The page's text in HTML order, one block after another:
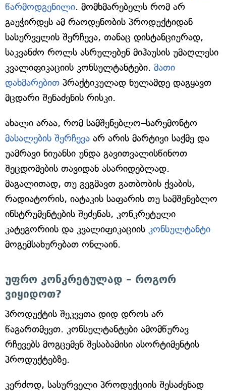
წარმოდგენილი. მომხმარებელს რომ არ
გაუჭირდეს ამ რაოდენობის პროდუქტიდან
სასურველის შერჩევა, თანაც დისტანციურად,
საკვანძო როლს ასრულებენ მიჰაუსის უმაღლესი
კვალიფიკაციის კონსულტანტები. მათი
დახმარებით პრაქტიკულად ნულამდე დაგყავთ
მცდარი შენაძენის რისკი.
ახალი არაა, რომ სამშენებლო–სარემონტო
მასალების შერჩევა არ არის მარტივი საქმე და
უამრავი ნიუანსი უნდა გავითვალისწინოთ
შეცდომების თავიდან ასარიდებლად.
მაგალითად, თუ გეგმავთ გათბობის ქვაბის,
რადიატორის, იატაკის საფარის თუ სამშენებლო
ინსტრუმენტების შეძენას, კონკრეტული
კატეგორიის და კვალიფიკაციის კონსულტანტი
მოგემსახურებათ ონლაინ.
უფრო კონკრეტულად – როგორ
ვიყიდოთ?
პროდუქტის შეკვეთა დიდ დროს არ
წაგართმევთ. კონსულტანტები ამომწურავ
რჩევებს მოგცემენ შესაბამისი ასორტიმენტის
პროდუქტებზე.
კერძოდ, სასურველი პროდუქციის შესაძენად